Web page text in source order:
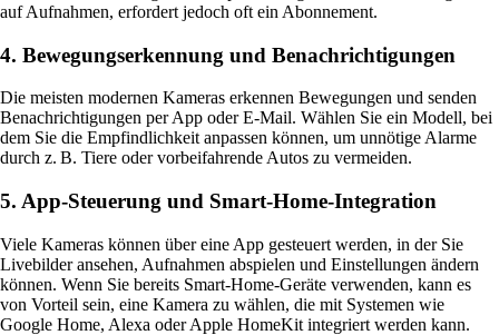
auf Aufnahmen, erfordert jedoch oft ein Abonnement.
4. Bewegungserkennung und Benachrichtigungen
Die meisten modernen Kameras erkennen Bewegungen und senden
Benachrichtigungen per App oder E-Mail. Wählen Sie ein Modell, bei
dem Sie die Empfindlichkeit anpassen können, um unnötige Alarme
durch z. B. Tiere oder vorbeifahrende Autos zu vermeiden.
5. App-Steuerung und Smart-Home-Integration
Viele Kameras können über eine App gesteuert werden, in der Sie
Livebilder ansehen, Aufnahmen abspielen und Einstellungen ändern
können. Wenn Sie bereits Smart-Home-Geräte verwenden, kann es
von Vorteil sein, eine Kamera zu wählen, die mit Systemen wie
Google Home, Alexa oder Apple HomeKit integriert werden kann.